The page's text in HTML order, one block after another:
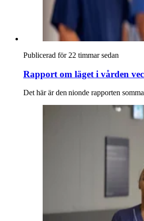
Publicerad för 22 timmar sedan
Rapport om läget i vården
Det här är den nionde rapporten